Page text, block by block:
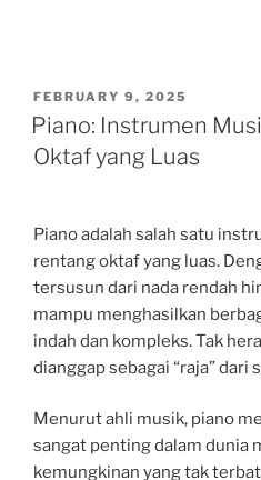
POSTED
ON
FEBRUARY 9, 2025
Piano: Instrumen
Oktaf yang Luas
Piano adalah salah satu
rentang oktaf yang luas.
tersusun dari nada rendah
mampu menghasilkan
indah dan kompleks. Tak
dianggap sebagai “raja”
Menurut ahli musik, piano
sangat penting dalam dunia
kemungkinan yang tak